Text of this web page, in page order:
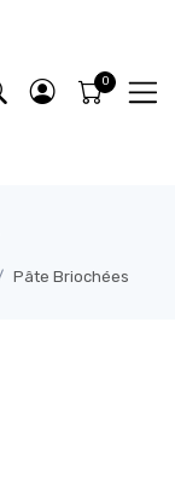
Pâte Briochées